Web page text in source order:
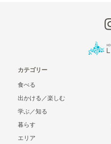
カテゴリー
食べる
出かける／楽しむ
学ぶ／知る
暮らす
エリア